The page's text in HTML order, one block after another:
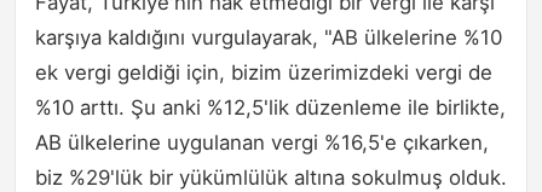
karşıya kaldığını vurgulayarak, "AB ülkelerine %10
ek vergi geldiği için, bizim üzerimizdeki vergi de
%10 arttı. Şu anki %12,5'lik düzenleme ile birlikte,
AB ülkelerine uygulanan vergi %16,5'e çıkarken,
biz %29'lük bir yükümlülük altına sokulmuş olduk.